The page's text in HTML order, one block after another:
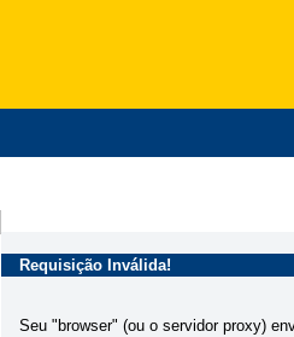
Requisição Inválida!
Seu "browser" (ou o servidor proxy)